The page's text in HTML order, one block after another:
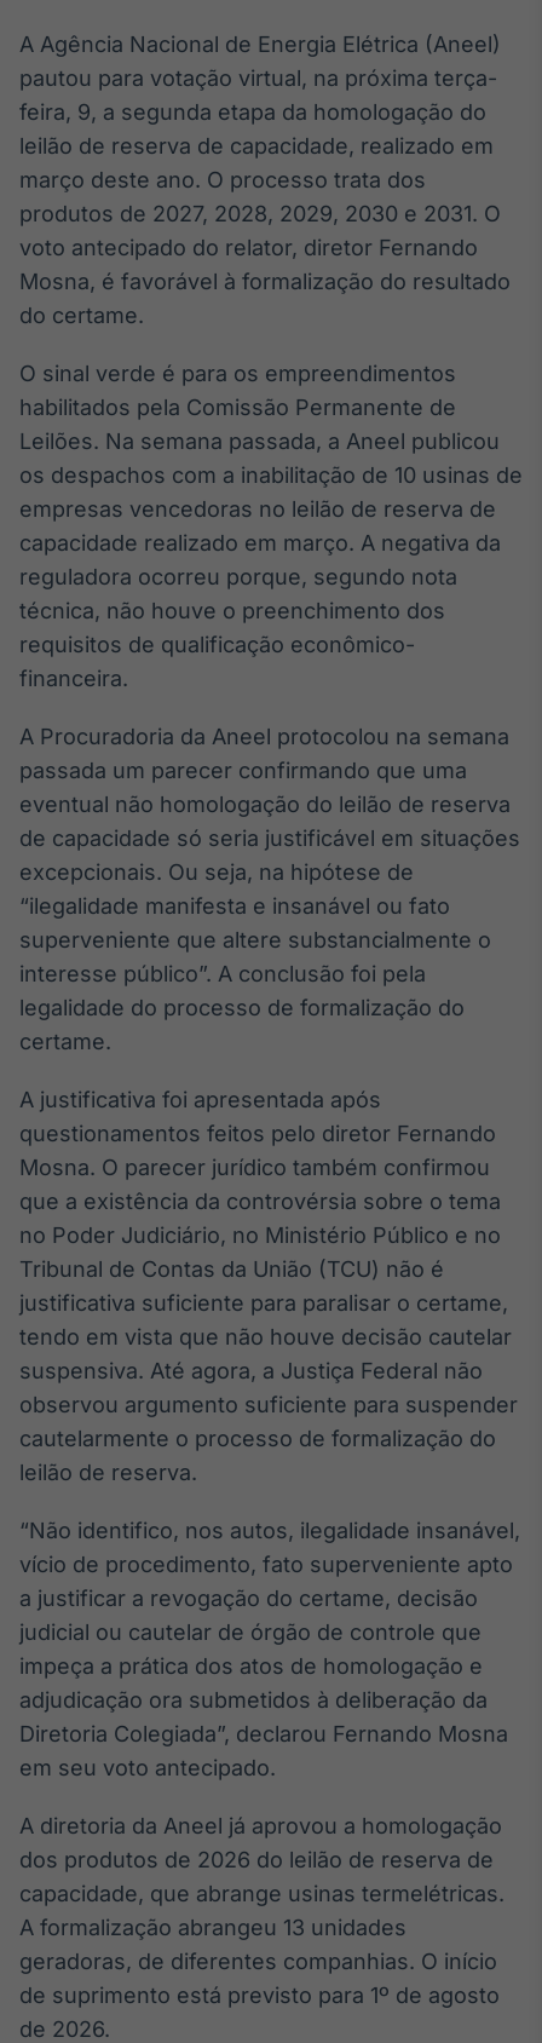
O setor de
energia elétrica
no Brasil
Broadcast
White Label
Plataforma para
conteúdos
personalizados
Soluções de Dados
e Conteúdos
Broadcast
OTC
Plataforma para
negociação de
ativos
Broadcast
Datafeed
APIs para
integração de
conteúdos e
Broadcast
Ticker
Cotações e
headlines de
notícias
Broadcast
Widgets
Componentes
para conteúdos e
funcionalidades
Broadcast
Wallboard
Conteúdos e
dados para
displays e telas
Broadcast
Curadoria
Curadoria de
conteúdos
noticiosos
Soluções de
Tecnologia
Monitoramento
notícias e
conteúdos
Broadcast
Fundos
A melhor
plataforma para
de investimento
IA
Em breve
BroadFast
A Agência Nacional de Energia Elétrica (Aneel)
pautou para votação virtual, na próxima terça-
feira, 9, a segunda etapa da homologação do
leilão de reserva de capacidade, realizado em
março deste ano. O processo trata dos
produtos de 2027, 2028, 2029, 2030 e 2031. O
voto antecipado do relator, diretor Fernando
Mosna, é favorável à formalização do resultado
do certame.
O sinal verde é para os empreendimentos
habilitados pela Comissão Permanente de
Leilões. Na semana passada, a Aneel publicou
os despachos com a inabilitação de 10 usinas de
empresas vencedoras no leilão de reserva de
capacidade realizado em março. A negativa da
reguladora ocorreu porque, segundo nota
técnica, não houve o preenchimento dos
requisitos de qualificação econômico-
financeira.
A Procuradoria da Aneel protocolou na semana
passada um parecer confirmando que uma
eventual não homologação do leilão de reserva
de capacidade só seria justificável em situações
excepcionais. Ou seja, na hipótese de
“ilegalidade manifesta e insanável ou fato
superveniente que altere substancialmente o
interesse público”. A conclusão foi pela
legalidade do processo de formalização do
certame.
A justificativa foi apresentada após
questionamentos feitos pelo diretor Fernando
Mosna. O parecer jurídico também confirmou
que a existência da controvérsia sobre o tema
no Poder Judiciário, no Ministério Público e no
Tribunal de Contas da União (TCU) não é
justificativa suficiente para paralisar o certame,
tendo em vista que não houve decisão cautelar
suspensiva. Até agora, a Justiça Federal não
observou argumento suficiente para suspender
cautelarmente o processo de formalização do
leilão de reserva.
“Não identifico, nos autos, ilegalidade insanável,
vício de procedimento, fato superveniente apto
a justificar a revogação do certame, decisão
judicial ou cautelar de órgão de controle que
impeça a prática dos atos de homologação e
adjudicação ora submetidos à deliberação da
Diretoria Colegiada”, declarou Fernando Mosna
em seu voto antecipado.
A diretoria da Aneel já aprovou a homologação
dos produtos de 2026 do leilão de reserva de
capacidade, que abrange usinas termelétricas.
A formalização abrangeu 13 unidades
geradoras, de diferentes companhias. O início
de suprimento está previsto para 1º de agosto
de 2026.